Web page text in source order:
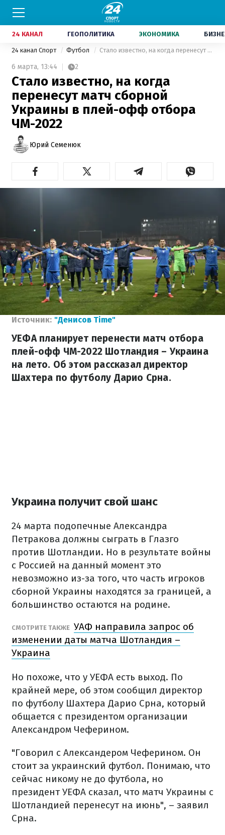
24 КАНАЛ ГЕОПОЛИТИКА ЭКОНОМИКА
24 канал Спорт Футбол Стало известно, на когда перенесут матч сборной Украины в плей-офф отбора ЧМ-2022
6 марта, 13:44 2
Стало известно, на когда
перенесут матч сборной
Украины в плей-офф отбора
ЧМ-2022
Юрий Семенюк
Источник: "Денисов Time"
УЕФА планирует перенести матч отбора
плей-офф ЧМ-2022 Шотландия – Украина
на лето. Об этом рассказал директор
Шахтера по футболу Дарио Срна.
Украина получит свой шанс
24 марта подопечные Александра
Петракова должны сыграть в Глазго
против Шотландии. Но в результате войны
с Россией на данный момент это
невозможно из-за того, что часть игроков
сборной Украины находятся за границей, а
большинство остаются на родине.
СМОТРИТЕ ТАКЖЕ УАФ направила запрос об
изменении даты матча Шотландия –
Украина
Но похоже, что у УЕФА есть выход. По
крайней мере, об этом сообщил директор
по футболу Шахтера Дарио Срна, который
общается с президентом организации
Александром Чеферином.
"Говорил с Александером Чеферином. Он
стоит за украинский футбол. Понимаю, что
сейчас никому не до футбола, но
президент УЕФА сказал, что матч Украины с
Шотландией перенесут на июнь", – заявил
Срна.